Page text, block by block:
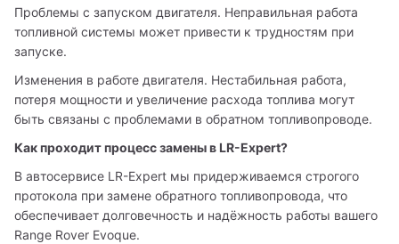
Проблемы с запуском двигателя. Неправильная работа
топливной системы может привести к трудностям при
запуске.
Изменения в работе двигателя. Нестабильная работа,
потеря мощности и увеличение расхода топлива могут
быть связаны с проблемами в обратном топливопроводе.
Как проходит процесс замены в LR-Expert?
В автосервисе LR-Expert мы придерживаемся строгого
протокола при замене обратного топливопровода, что
обеспечивает долговечность и надёжность работы вашего
Range Rover Evoque.